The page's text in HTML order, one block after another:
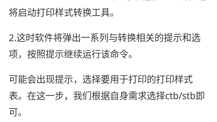
将启动打印样式转换工具。
2.这时软件将弹出一系列与转换相关的提示和选
项，按照提示继续运行该命令。
可能会出现提示，选择要用于打印的打印样式
表。在这一步，我们根据自身需求选择ctb/stb即
可。